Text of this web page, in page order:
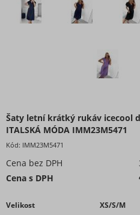
Šaty letní krátký rukáv icecool
ITALSKÁ MÓDA IMM23M5471
Kód: IMM23M5471
Cena bez DPH
Cena s DPH
Velikost
XS/S/M